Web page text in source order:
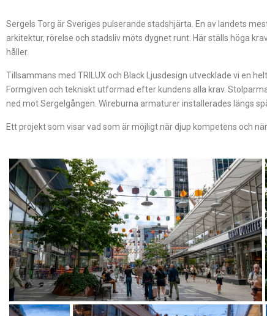
Sergels Torg är Sveriges pulserande stadshjärta. En av landets
arkitektur, rörelse och stadsliv möts dygnet runt. Här ställs höga
håller.
Tillsammans med TRILUX och Black Ljusdesign utvecklade vi en
Formgiven och tekniskt utformad efter kundens alla krav.
ned mot Sergelgången. Wireburna armaturer installerades längs
Ett projekt som visar vad som är möjligt när djup kompetens och